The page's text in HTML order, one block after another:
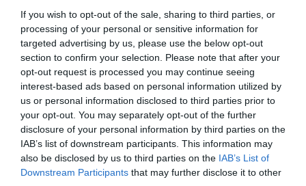
If you wish to opt-out of the sale, sharing to third parties, or
processing of your personal or sensitive information for
targeted advertising by us, please use the below opt-out
section to confirm your selection. Please note that after your
opt-out request is processed you may continue seeing
interest-based ads based on personal information utilized by
us or personal information disclosed to third parties prior to
your opt-out. You may separately opt-out of the further
disclosure of your personal information by third parties on the
IAB’s list of downstream participants. This information may
also be disclosed by us to third parties on the IAB’s List of
Downstream Participants that may further disclose it to other
siete millones de eurosque sería compartido por el
Ajuntament de Barcelona, la Generalitat de Catalunya y la
Diputació de Barcelona.Posteriormente, el 11 de
diciembre se hizo público que el Ajuntament a travé
del Institut Municipal Barcelona Esports, pagará a
Amaury Sport Organisation según el contrato
negociado 9,68 millones de euros (8 millones má
que prevése realice en tres fases, con 3,025 millones
correspondientes a los Presupuestos de 2024 y 2026, y
3,63 millones, a los de 2025.